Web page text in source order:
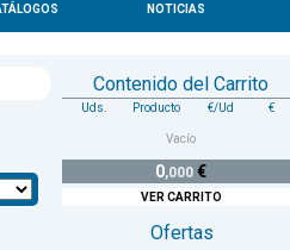
NOTICIAS
Contenido del Carrito
Uds. Producto €/Ud €
Vacío
0,000 €
VER CARRITO
Ofertas